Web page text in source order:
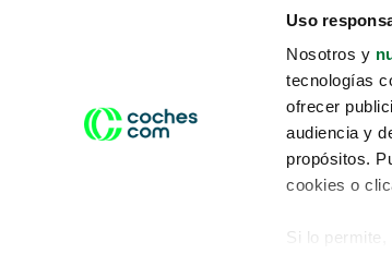
Uso
Nosotros y
tecnologías
ofrecer
audiencia y
propósitos.
cookies o
Si lo permite,
Conduce tu futuro,
desata tu movilidad